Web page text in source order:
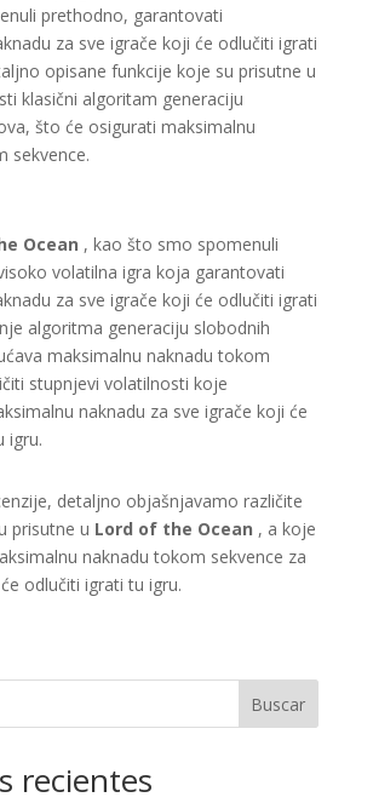
prethodno, garantovati
za sve igrače koji će odlučiti igrati
opisane funkcije koje su prisutne u
klasični algoritam generaciju
što će osigurati maksimalnu
sekvence.
Ocean , kao što smo spomenuli
volatilna igra koja garantovati
za sve igrače koji će odlučiti igrati
algoritma generaciju slobodnih
maksimalnu naknadu tokom
stupnjevi volatilnosti koje
naknadu za sve igrače koji će
igru.
detaljno objašnjavamo različite
prisutne u Lord of the Ocean , a koje
naknadu tokom sekvence za
odlučiti igrati tu igru.
Buscar
recientes